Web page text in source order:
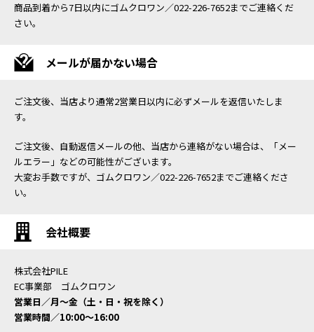
商品到着から7日以内にゴムクロワン／022-226-7652までご連絡くだ
さい。
メールが届かない場合
ご注文後、当店より通常2営業日以内に必ずメールを返信いたしま
す。
ご注文後、自動返信メールの他、当店から連絡がない場合は、「メー
ルエラー」などの可能性がございます。
大変お手数ですが、ゴムクロワン／022-226-7652までご連絡くださ
い。
会社概要
株式会社PILE
EC事業部 ゴムクロワン
営業日／月〜金（土・日・祝を除く）
営業時間／10:00〜16:00